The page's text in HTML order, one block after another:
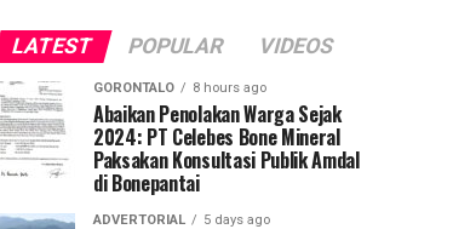
LATEST POPULAR VIDEOS
GORONTALO 8 hours ago
Abaikan Penolakan Warga Sejak
2024: PT Celebes Bone Mineral
Paksakan Konsultasi Publik Amdal
di Bonepantai
ADVERTORIAL 5 days ago